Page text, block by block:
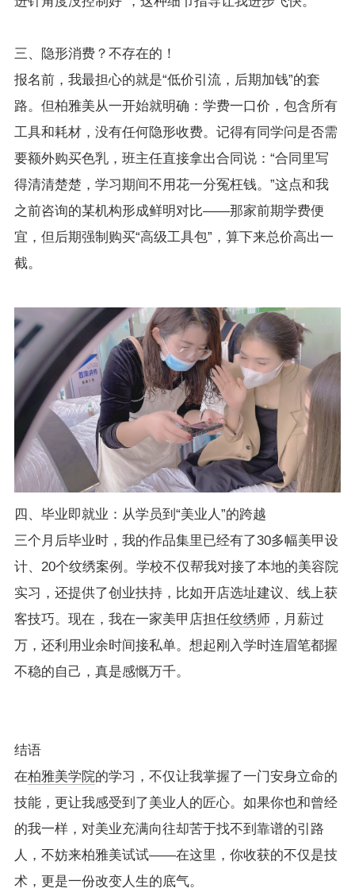
三、隐形消费？不存在的！
报名前，我最担心的就是“低价引流，后期加钱”的套
路。但柏雅美从一开始就明确：学费一口价，包含所有
工具和耗材，没有任何隐形收费。记得有同学问是否需
要额外购买色乳，班主任直接拿出合同说：“合同里写
得清清楚楚，学习期间不用花一分冤枉钱。”这点和我
之前咨询的某机构形成鲜明对比——那家前期学费便
宜，但后期强制购买“高级工具包”，算下来总价高出一
截。
四、毕业即就业：从学员到“美业人”的跨越
三个月后毕业时，我的作品集里已经有了30多幅美甲设
计、20个纹绣案例。学校不仅帮我对接了本地的美容院
实习，还提供了创业扶持，比如开店选址建议、线上获
客技巧。现在，我在一家美甲店担任纹绣师，月薪过
万，还利用业余时间接私单。想起刚入学时连眉笔都握
不稳的自己，真是感慨万千。
结语
在柏雅美学院的学习，不仅让我掌握了一门安身立命的
技能，更让我感受到了美业人的匠心。如果你也和曾经
的我一样，对美业充满向往却苦于找不到靠谱的引路
人，不妨来柏雅美试试——在这里，你收获的不仅是技
术，更是一份改变人生的底气。